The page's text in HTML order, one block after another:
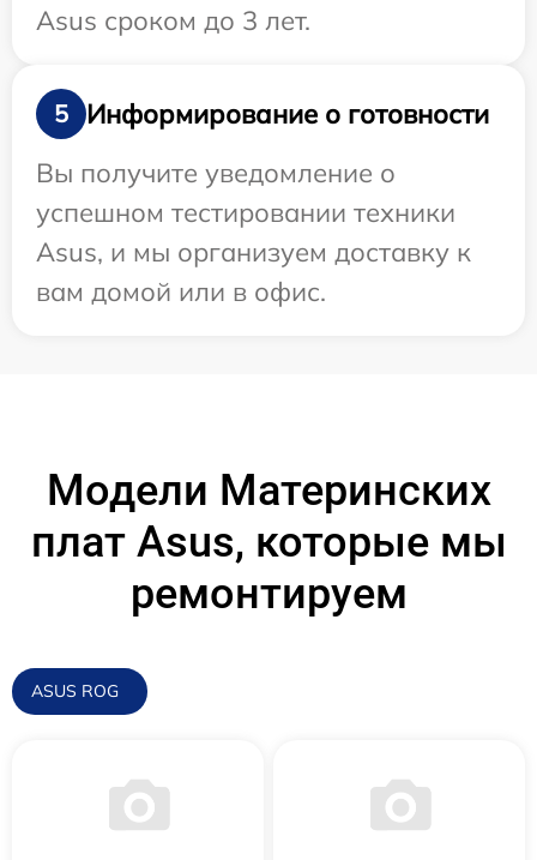
Asus сроком до 3 лет.
5
Информирование о готовности
Вы получите уведомление о
успешном тестировании техники
Asus, и мы организуем доставку к
вам домой или в офис.
Модели Материнских
плат Asus, которые мы
ремонтируем
ASUS ROG